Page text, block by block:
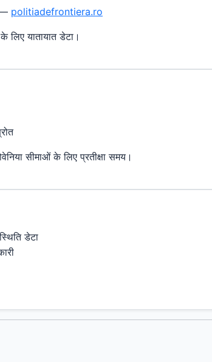
— politiadefrontiera.ro
लिए यातायात डेटा।
सीमाओं के लिए प्रतीक्षा समय।
डेटा